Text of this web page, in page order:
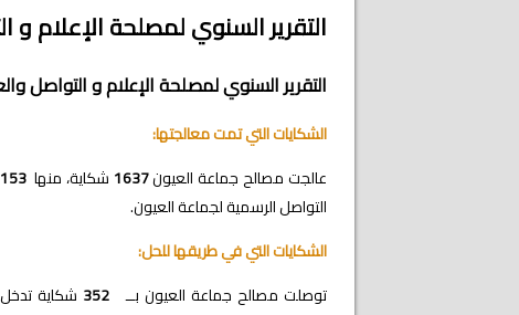
التقرير السنوي لمصلحة الإعلام و
التقرير السنوي لمصلحة الإعلام و التواصل
الشكايات التي تمت معالجتها:
عالجت مصالح جماعة العيون1637 شكاية، منها153
التواصل الرسمية لجماعة العيون.
الشكايات التي في طريقها للحل:
توصلت مصالح جماعة العيون بــ 352 شكاية